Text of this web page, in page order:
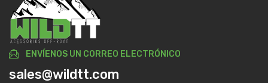
ENVÍENOS UN CORREO ELECTRÓNICO
sales@wildtt.com